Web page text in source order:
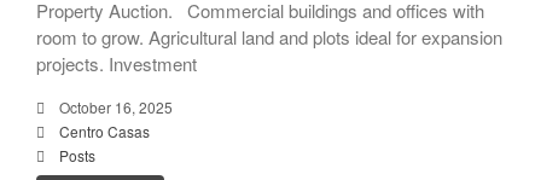
| 24 de octubre
Property Auction. Commercial buildings and offices with
room to grow. Agricultural land and plots ideal for expansion
projects. Investment
October 16, 2025
Centro Casas
Posts